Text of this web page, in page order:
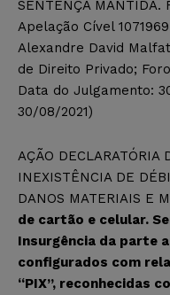
SENTENÇA MANTIDA.
Apelação Cível
Alexandre David
de Direito Privado;
Data do Julgamento:
30/08/2021)
AÇÃO
INEXISTÊNCIA DE
DANOS MATERIAIS E
de cartão e celular.
Insurgência da parte
configurados com
“PIX”, reconhecidas